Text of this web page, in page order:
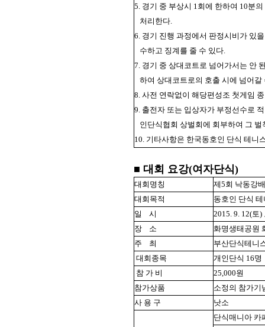
5. 경기 중 부상시 1회에 한하여 10분
처리한다.
6. 경기 진행 과정에서 판정시비가 있
수하고 징계를 줄 수 있다.
7. 경기 중 상대코트로 넘어가서는 안
하여 상대코트로의 호출 시에 넘어갈
8. 사전 연락없이 해당편성조 첫게임
9. 출전자 또는 입상자가 부정선수로
인단식협회 상벌회에 회부하여 그 벌
10. 기타사항은 한국동호인 단식 테니
■ 대회 요강(여자단식)
대회명칭
제5회 낙동강
대회목적
동호인 단식
일
시
2015. 9. 12(토
장
소
화명생태공원
주
최
부산단식테니
대회종목
개인단식 16명
참 가 비
25,000원
참가상품
소정의 참가기
사 용 구
낫소
단식매니아 카